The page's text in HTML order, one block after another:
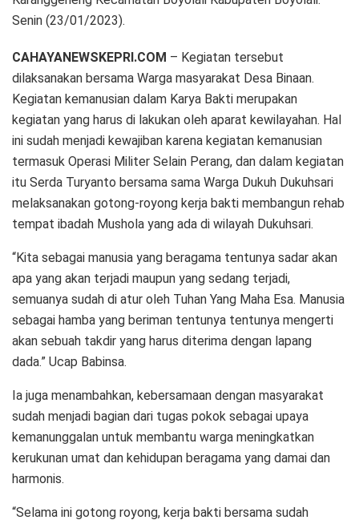
Senin (23/01/2023).
CAHAYANEWSKEPRI.COM – Kegiatan tersebut
dilaksanakan bersama Warga masyarakat Desa Binaan.
Kegiatan kemanusian dalam Karya Bakti merupakan
kegiatan yang harus di lakukan oleh aparat kewilayahan. Hal
ini sudah menjadi kewajiban karena kegiatan kemanusian
termasuk Operasi Militer Selain Perang, dan dalam kegiatan
itu Serda Turyanto bersama sama Warga Dukuh Dukuhsari
melaksanakan gotong-royong kerja bakti membangun rehab
tempat ibadah Mushola yang ada di wilayah Dukuhsari.
“Kita sebagai manusia yang beragama tentunya sadar akan
apa yang akan terjadi maupun yang sedang terjadi,
semuanya sudah di atur oleh Tuhan Yang Maha Esa. Manusia
sebagai hamba yang beriman tentunya tentunya mengerti
akan sebuah takdir yang harus diterima dengan lapang
dada.” Ucap Babinsa.
Ia juga menambahkan, kebersamaan dengan masyarakat
sudah menjadi bagian dari tugas pokok sebagai upaya
kemanunggalan untuk membantu warga meningkatkan
kerukunan umat dan kehidupan beragama yang damai dan
harmonis.
“Selama ini gotong royong, kerja bakti bersama sudah